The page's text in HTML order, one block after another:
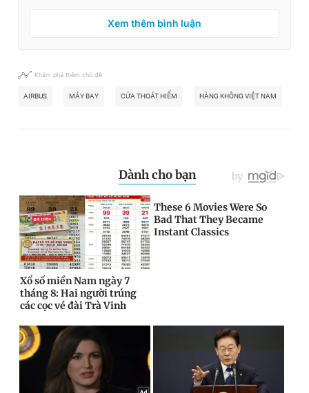
Xem thêm bình luận
Khám phá thêm chủ đề
AIRBUS MÁY BAY CỬA THOÁT HIỂM HÀNG KHÔNG VIỆT NAM